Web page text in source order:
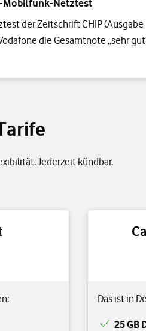
Mobilfunk-Netztest
der Zeitschrift CHIP (Ausgabe
die Gesamtnote „sehr
Jederzeit kündbar.
Das ist in
25 GB